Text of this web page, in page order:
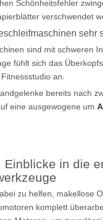
Schönheitsfehler
verschwendet
sind mit schweren
fühlt sich das
an.
bereits nach
eine ausgewogene um
Einblicke in die
zu helfen, makellose
komplett